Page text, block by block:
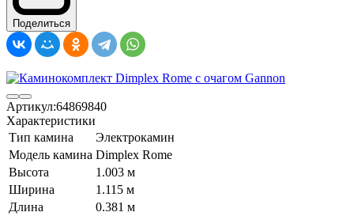
Поделиться
Артикул:64869840
Характеристики
Тип камина
Электрокамин
Модель камина Dimplex Rome
Высота
1.003 м
Ширина
1.115 м
Длина
0.381 м